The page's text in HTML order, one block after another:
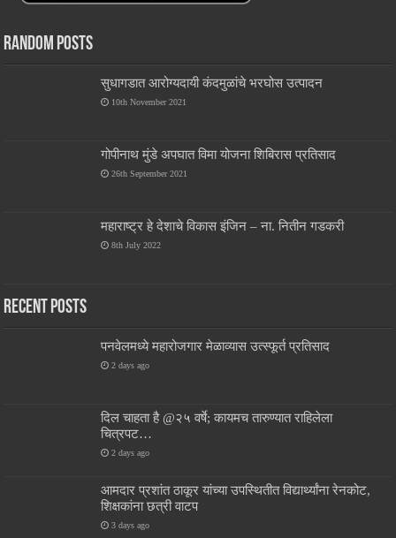
Random Posts
सुधागडात आरोग्यदायी कंदमुळांचे भरघोस उत्पादन
10th November 2021
गोपीनाथ मुंडे अपघात विमा योजना शिबिरास प्रतिसाद
26th September 2021
महाराष्ट्र हे देशाचे विकास इंजिन – ना. नितीन गडकरी
8th July 2022
Recent Posts
पनवेलमध्ये महारोजगार मेळाव्यास उत्स्फूर्त प्रतिसाद
2 days ago
दिल चाहता है @२५ वर्षे; कायमच तारुण्यात राहिलेला
चित्रपट…
2 days ago
आमदार प्रशांत ठाकूर यांच्या उपस्थितीत विद्यार्थ्यांना रेनकोट,
शिक्षकांना छत्री वाटप
3 days ago